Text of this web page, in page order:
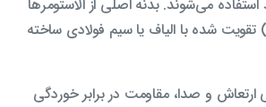
می‌شوند. بدنه اصلی از الاستومرها
(EPDM, NBR, Viton) تقویت شده با الیاف یا سیم فولادی ساخته
و صدا، مقاومت در برابر خوردگی